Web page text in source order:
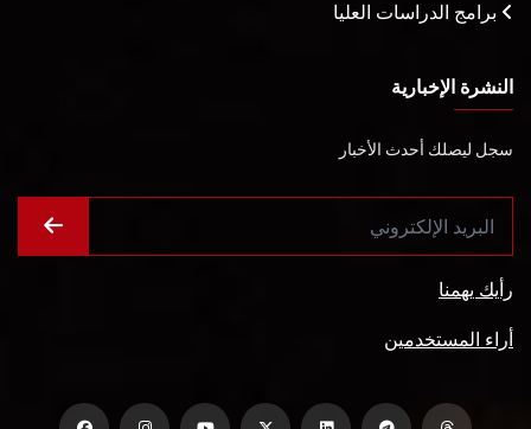
برامج الدراسات العليا
النشرة الإخبارية
سجل ليصلك أحدث الأخبار
رأيك يهمنا
أراء المستخدمين